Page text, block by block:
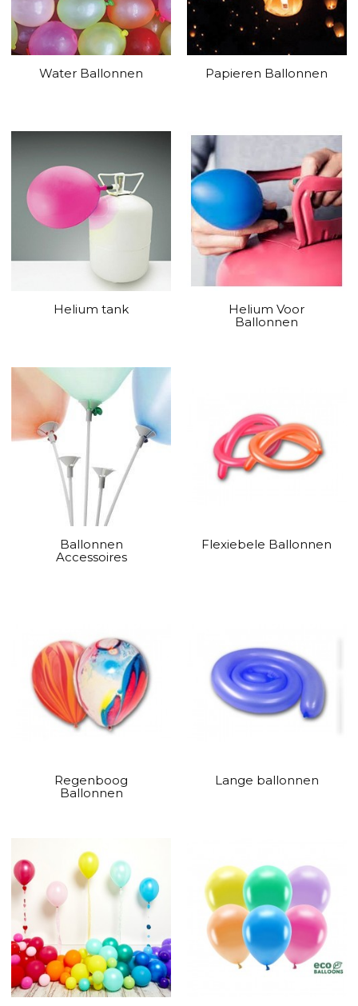
Water Ballonnen Papieren Ballonnen
Helium tank
Helium Voor
Ballonnen
Ballonnen
Accessoires
Flexiebele Ballonnen
Regenboog
Ballonnen
Lange ballonnen